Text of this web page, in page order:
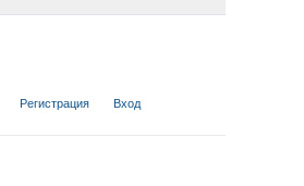
Регистрация Вход